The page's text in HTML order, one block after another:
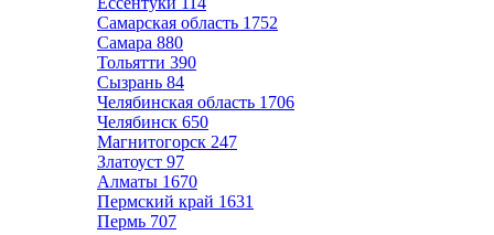
Самарская область 1752
Самара 880
Тольятти 390
Сызрань 84
Челябинская область 1706
Челябинск 650
Магнитогорск 247
Златоуст 97
Алматы 1670
Пермский край 1631
Пермь 707